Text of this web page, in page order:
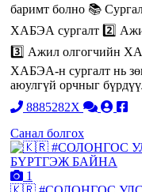
баримт болно 📚
ХАБЭА сургалт 2️⃣
3️⃣ Ажил олгогчийн
ХАБЭА-н сургалт нь
аюулгүй орчныг
8885282X
Санал болгох
1